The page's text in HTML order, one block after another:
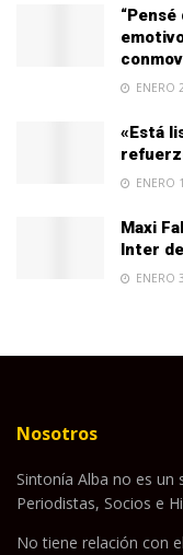
ENERO
«Está
ENERO
Maxi
Inter
ENERO
Nosotros
Sintonía Alba no es
Periodistas, Socios e
No tiene relación con